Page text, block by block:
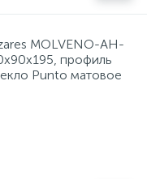
MOLVENO-AH-
профиль
Punto матовое